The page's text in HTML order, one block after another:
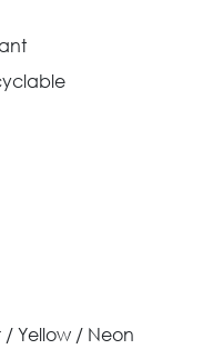
/ Yellow / Neon